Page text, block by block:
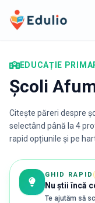
Edulio
EDUCAȚIE
Școli
Citește păreri despre
selectând până la 4
rapid opțiunile și pe
GHID RAPID
Nu știi încă
Te ajutăm să